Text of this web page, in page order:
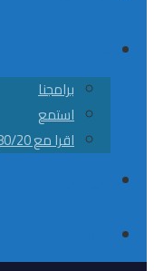
برامجنا
استمع
اقرا مع 80/20